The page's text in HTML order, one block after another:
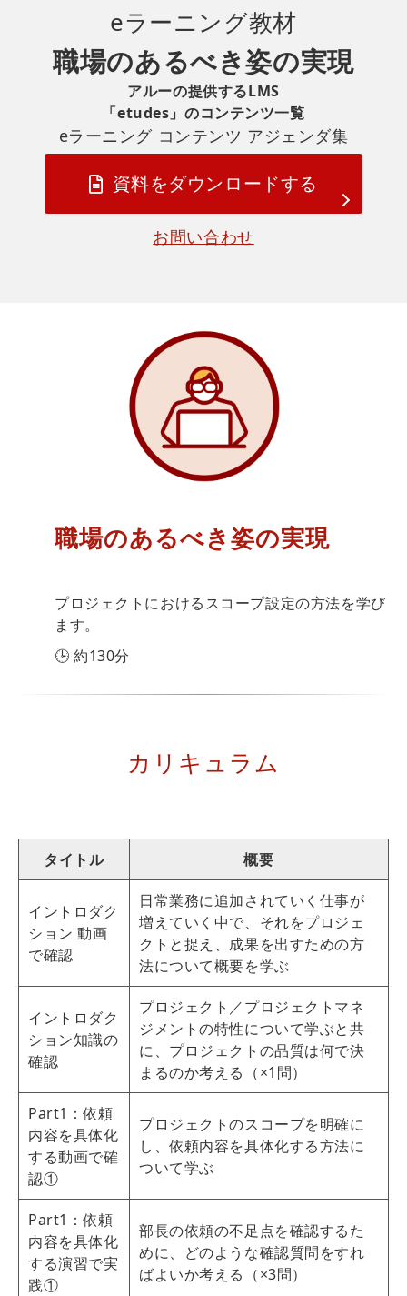
eラーニング教材
職場のあるべき姿の実現
アルーの提供するLMS
「etudes」のコンテンツ一覧
eラーニング コンテンツ アジェンダ集
資料をダウンロードする
お問い合わせ
職場のあるべき姿の実現
プロジェクトにおけるスコープ設定の方法を学び
ます。
🕒 約130分
カリキュラム
タイトル 概要
イントロダク
ション 動画
で確認
日常業務に追加されていく仕事が
増えていく中で、それをプロジェ
クトと捉え、成果を出すための方
法について概要を学ぶ
イントロダク
ション知識の
確認
プロジェクト／プロジェクトマネ
ジメントの特性について学ぶと共
に、プロジェクトの品質は何で決
まるのか考える（×1問）
Part1：依頼
内容を具体化
する動画で確
認①
プロジェクトのスコープを明確に
し、依頼内容を具体化する方法に
ついて学ぶ
Part1：依頼
内容を具体化
する演習で実
践①
部長の依頼の不足点を確認するた
めに、どのような確認質問をすれ
ばよいか考える（×3問）